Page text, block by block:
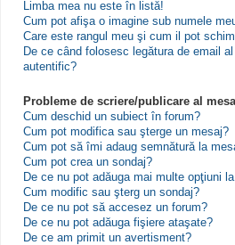
Limba mea nu este în listă!
Cum pot afişa o imagine sub numele
Care este rangul meu şi cum il pot
De ce când folosesc legătura de email
autentific?
Probleme de scriere/publicare al
Cum deschid un subiect în forum?
Cum pot modifica sau şterge un mesaj?
Cum pot să îmi adaug semnătură la
Cum pot crea un sondaj?
De ce nu pot adăuga mai multe opţiuni
Cum modific sau şterg un sondaj?
De ce nu pot să accesez un forum?
De ce nu pot adăuga fişiere ataşate?
De ce am primit un avertisment?